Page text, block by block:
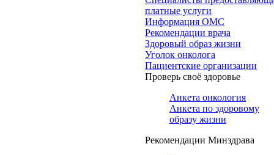
платные услуги
Информация ОМС
Рекомендации врача
Здоровый образ жизни
Уголок онколога
Пациентские организации
Проверь своё здоровье
Анкета онкология
Анкета по здоровому
образу жизни
Рекомендации Минздрава